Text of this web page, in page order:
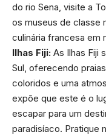
do rio Sena, visite a
os museus de classe
culinária francesa em
Ilhas Fiji: As Ilhas Fiji
Sul, oferecendo
coloridos e uma
expõe que este é o
escapar para um
paradisíaco. Pratique